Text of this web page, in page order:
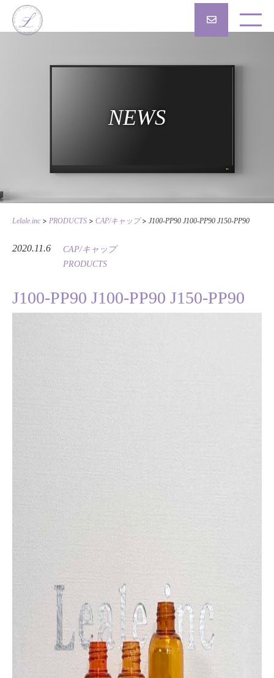
NEWS
Lelale.inc > PRODUCTS > CAP/キャップ> J100-PP90 J100-PP90 J150-PP90
2020.11.6
CAP/キャップ
PRODUCTS
J100-PP90 J100-PP90 J150-PP90